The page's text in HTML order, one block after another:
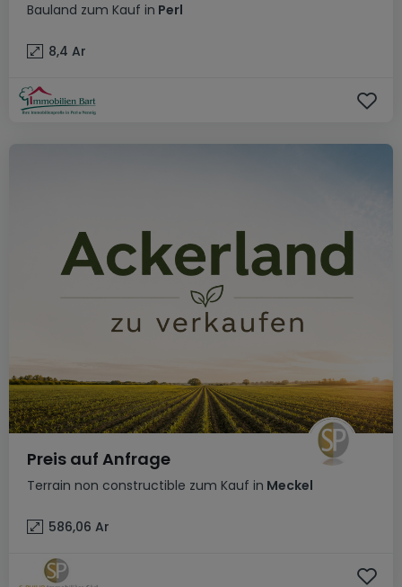
Bauland zum Kauf in Perl
8,4 Ar
Terrain non constructible zum Kauf in Meckel
Preis auf Anfrage
586,06 Ar